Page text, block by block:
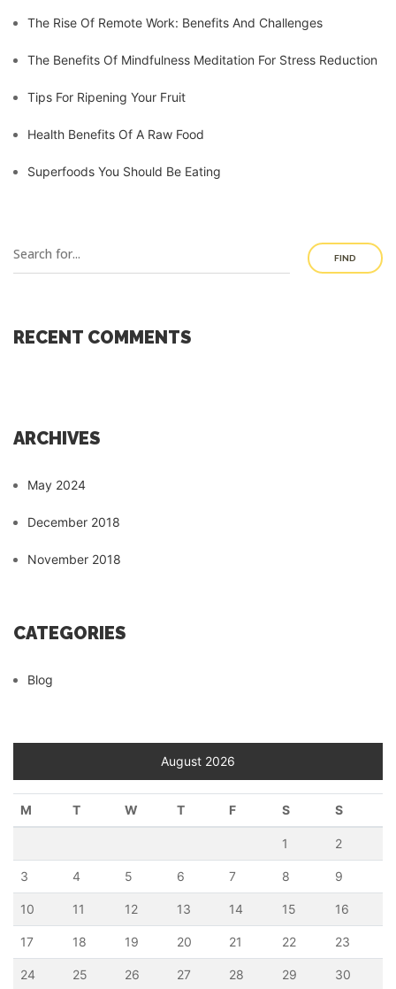
The Rise Of Remote Work: Benefits And Challenges
The Benefits Of Mindfulness Meditation For Stress Reduction
Tips For Ripening Your Fruit
Health Benefits Of A Raw Food
Superfoods You Should Be Eating
FIND
RECENT COMMENTS
ARCHIVES
May 2024
December 2018
November 2018
CATEGORIES
Blog
August 2026
M T W T F S S
1 2
3 4 5 6 7 8 9
10 11 12 13 14 15 16
17 18 19 20 21 22 23
24 25 26 27 28 29 30